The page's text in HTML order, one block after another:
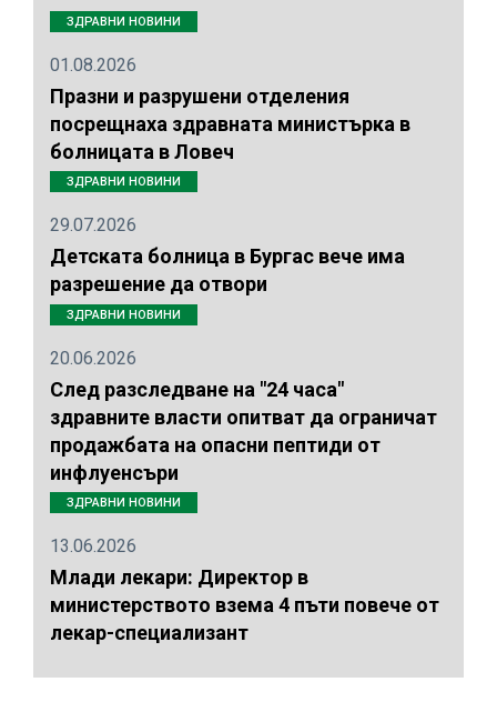
ЗДРАВНИ НОВИНИ
01.08.2026
Празни и разрушени отделения
посрещнаха здравната министърка в
болницата в Ловеч
ЗДРАВНИ НОВИНИ
29.07.2026
Детската болница в Бургас вече има
разрешение да отвори
ЗДРАВНИ НОВИНИ
20.06.2026
След разследване на "24 часа"
здравните власти опитват да ограничат
продажбата на опасни пептиди от
инфлуенсъри
ЗДРАВНИ НОВИНИ
13.06.2026
Млади лекари: Директор в
министерството взема 4 пъти повече от
лекар-специализант